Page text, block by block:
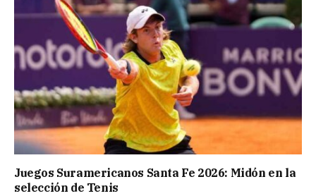
Juegos Suramericanos Santa Fe 2026: Midón en la
selección de Tenis